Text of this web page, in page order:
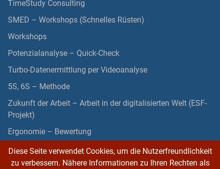
TimeStudy Consulting
SMED – Workshops (Schnelles Rüsten)
Workshops
Potenzialanalyse – Quick-Check
Turbo-Datenermittlung per Videoanalyse
5S, 6S – Methode
Zukunft der Arbeit – Arbeit in der digitalisierten Welt (ESF-
Projekt)
Ergonomie – Bewertung
Diese Seite verwendet Cookies, um die Nutzerfreundlichkeit
zu verbessern. Nähere Informationen zu Ihren Rechten als